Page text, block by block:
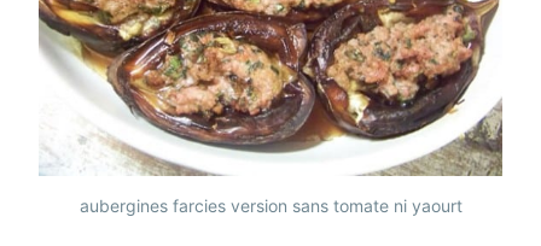
aubergines farcies version sans tomate ni yaourt